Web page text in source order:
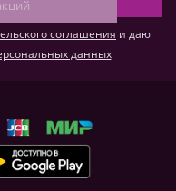
соглашения и даю
данных